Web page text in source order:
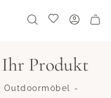
Meine Wunschliste
Ihr Produkt
-